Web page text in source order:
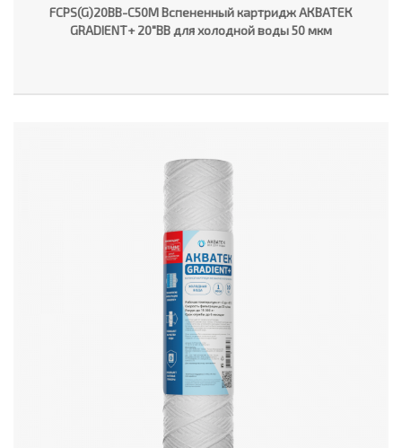
FCPS(G)20BB-C50M Вспененный картридж АКВАТЕК
GRADIENT+ 20"ВВ для холодной воды 50 мкм